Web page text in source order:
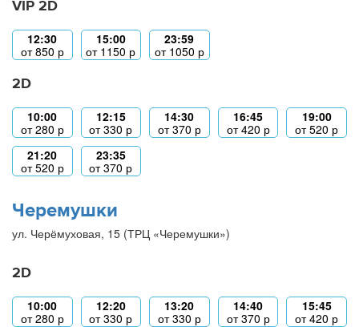
VIP 2D
12:30
от850 р
15:00
от 1150 р
23:59
от 1050 р
2D
10:00
от280 р
12:15
от330 р
14:30
от370 р
16:45
от420 р
19:00
от520 р
21:20
от520 р
23:35
от370 р
Черемушки
ул. Черёмуховая, 15 (ТРЦ «Черемушки»)
2D
10:00
от280 р
12:20
от330 р
13:20
от330 р
14:40
от370 р
15:45
от420 р